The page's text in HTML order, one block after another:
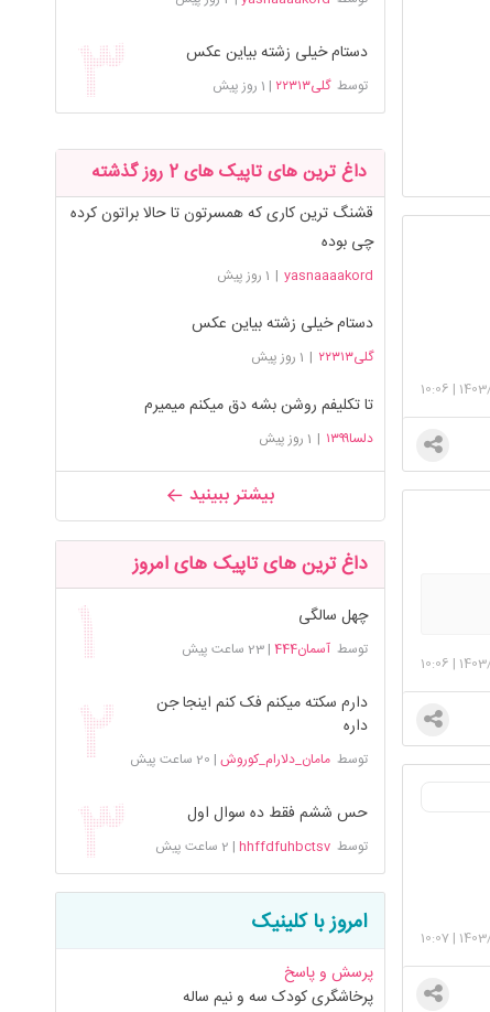
|
10:06
|
10:06
|
10:07
دستام خیلی زشته بیاین عکس
توسطگلی۲۲۳۱۳ | 1 روز پیش
داغ ترین های تاپیک های 2 روز گذشته
قشنگ ترین کاری که همسرتون تا حالا براتون کرده
چی بوده
yasnaaaakord
| 1 روز پیش
دستام خیلی زشته بیاین عکس
گلی۲۲۳۱۳ | 1 روز پیش
تا تکلیفم روشن بشه دق میکنم میمیرم
دلسا۱۳۹۹ | 1 روز پیش
بیشتر ببینید
داغ ترین های تاپیک های امروز
چهل سالگی
توسطآسمان444 |23 ساعت پیش
دارم سکته میکنم فک کنم اینجا جن
داره
توسطمامان_دلارام_کوروش | 20 ساعت پیش
حس ششم فقط ده سوال اول
توسطhhffdfuhbctsv
| 2 ساعت پیش
امروز با کلینیک
پرسش و پاسخ
پرخاشگری کودک سه و نیم ساله